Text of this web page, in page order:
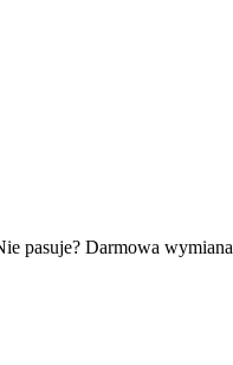
pasuje? Darmowa wymiana